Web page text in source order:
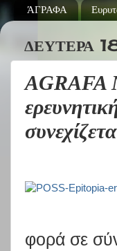
ΆΓΡΑΦΑ
ΔΕΥΤΈΡΑ
AGRAFA
φορά σε